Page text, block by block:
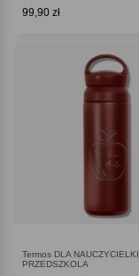
99,90 zł
Termos DLA NAUCZYCIELKI
PRZEDSZKOLA